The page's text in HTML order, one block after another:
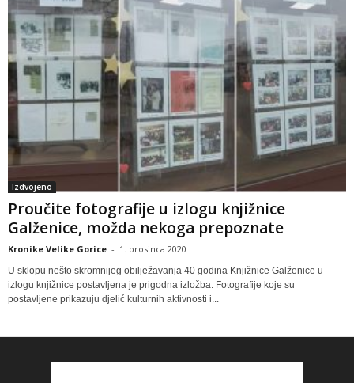
Izdvojeno
Proučite fotografije u izlogu knjižnice
Galženice, možda nekoga prepoznate
Kronike Velike Gorice - 1. prosinca 2020
U sklopu nešto skromnijeg obilježavanja 40 godina Knjižnice Galženice u
izlogu knjižnice postavljena je prigodna izložba. Fotografije koje su
postavljene prikazuju djelić kulturnih aktivnosti i...